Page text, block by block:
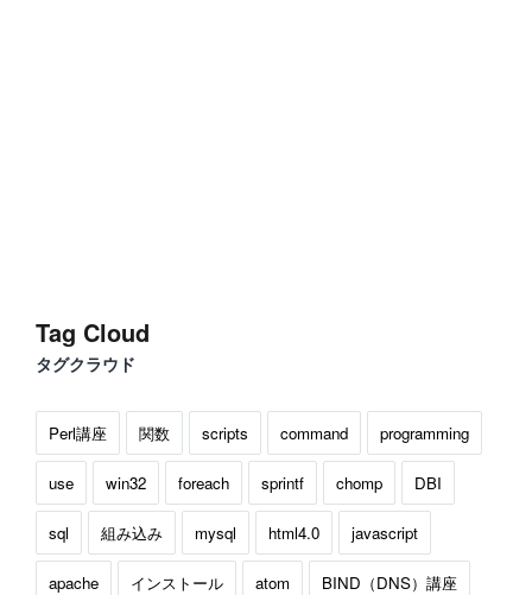
Tag Cloud
タグクラウド
Perl講座 関数 scripts command programming
use win32 foreach sprintf chomp DBI
sql 組み込み mysql html4.0 javascript
apache インストール atom BIND（DNS）講座